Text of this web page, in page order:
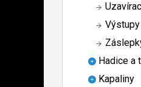
Hadice a
Kapaliny